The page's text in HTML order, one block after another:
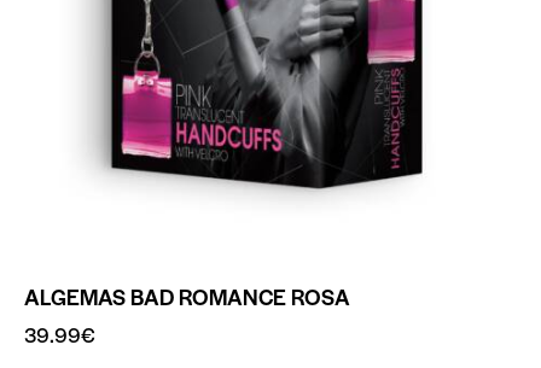
ALGEMAS BAD ROMANCE ROSA
39.99€